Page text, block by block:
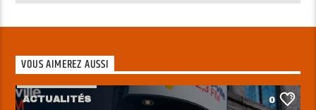
VOUS AIMEREZ AUSSI
ACTUALITÉS 0